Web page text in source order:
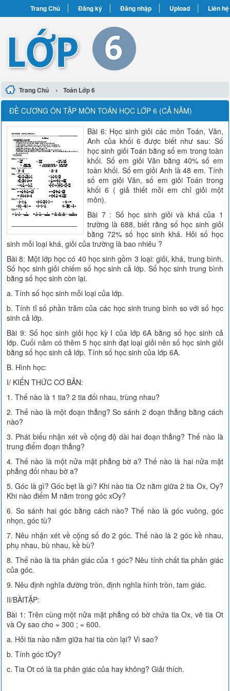
Trang Chủ Đăng ký Đăng nhập Upload Liên hệ
Trang Chủ › Toán Lớp 6
ĐỀ CƯƠNG ÔN TẬP MÔN TOÁN HỌC LỚP 6 (CẢ NĂM)
Bài 6: Học sinh giỏi các môn Toán, Văn,
Anh của khối 6 được biết như sau: Số
học sinh giỏi Toán bằng số em trong toàn
khối. Số em giỏi Văn bằng 40% số em
toàn khối. Số em giỏi Anh là 48 em. Tính
số em giỏi Văn, số em giỏi Toán trong
khối 6 ( giả thiết mỗi em chỉ giỏi một
môn).
Bài 7 : Số học sinh giỏi và khá của 1
trường là 688, biết rằng số học sinh giỏi
bằng 72% số học sinh khá. Hỏi số học
sinh mỗi loại khá, giỏi của trường là bao nhiêu ?
Bài 8: Một lớp học có 40 học sinh gồm 3 loại: giỏi, khá, trung bình.
Số học sinh giỏi chiếm số học sinh cả lớp. Số học sinh trung bình
bằng số học sinh còn lại.
a. Tính số học sinh mỗi loại của lớp.
b. Tính tỉ số phần trăm của các học sinh trung bình so với số học
sinh cả lớp.
Bài 9: Số học sinh giỏi học kỳ I của lớp 6A bằng số học sinh cả
lớp. Cuối năm có thêm 5 học sinh đạt loại giỏi nên số học sinh giỏi
bằng số học sinh cả lớp. Tính số học sinh của lớp 6A.
B. Hình học:
I/ KIẾN THỨC CƠ BẢN:
1. Thế nào là 1 tia? 2 tia đối nhau, trùng nhau?
2. Thế nào là một đoạn thẳng? So sánh 2 đoạn thẳng bằng cách
nào?
3. Phát biểu nhận xét về cộng độ dài hai đoạn thẳng? Thế nào là
trung điểm đoạn thẳng?
4. Thế nào là một nửa mặt phẳng bờ a? Thế nào là hai nửa mặt
phẳng đối nhau bờ a?
5. Góc là gì? Góc bẹt là gì? Khi nào tia Oz nằm giữa 2 tia Ox, Oy?
Khi nào điểm M nằm trong góc xOy?
6. So sánh hai góc bằng cách nào? Thế nào là góc vuông, góc
nhọn, góc tù?
7. Nêu nhận xét về cộng số đo 2 góc. Thế nào là 2 góc kề nhau,
phụ nhau, bù nhau, kề bù?
8. Thế nào là tia phân giác của 1 góc? Nêu tính chất tia phân giác
của góc.
9. Nêu định nghĩa đường tròn, định nghĩa hình tròn, tam giác.
II/BÀITẬP:
Bài 1: Trên cùng một nửa mặt phẳng có bờ chứa tia Ox, vẽ tia Ot
và Oy sao cho = 300 ; = 600.
a. Hỏi tia nào nằm giữa hai tia còn lại? Vì sao?
b. Tính góc tOy?
c. Tia Ot có là tia phân giác của hay không? Giải thích.